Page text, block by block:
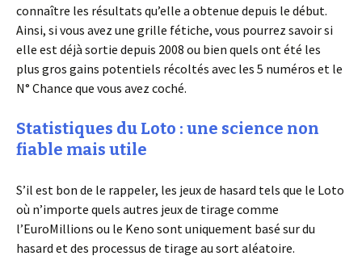
connaître les résultats qu’elle a obtenue depuis le début.
Ainsi, si vous avez une grille fétiche, vous pourrez savoir si
elle est déjà sortie depuis 2008 ou bien quels ont été les
plus gros gains potentiels récoltés avec les 5 numéros et le
N° Chance que vous avez coché.
Statistiques du Loto : une science non
fiable mais utile
S’il est bon de le rappeler, les jeux de hasard tels que le Loto
où n’importe quels autres jeux de tirage comme
l’EuroMillions ou le Keno sont uniquement basé sur du
hasard et des processus de tirage au sort aléatoire.